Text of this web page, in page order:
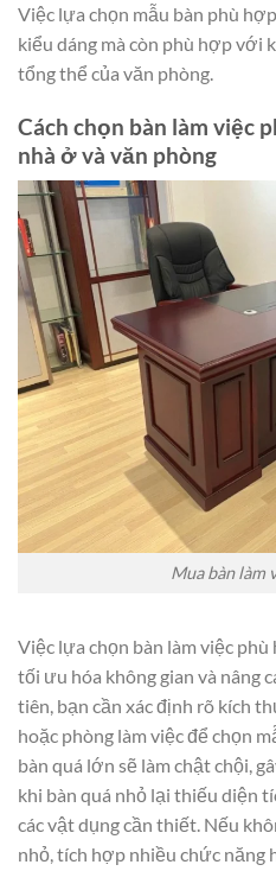
Việc lựa chọn mẫu bàn phù
kiểu dáng mà còn phù hợp với
tổng thể của văn phòng.
Cách chọn bàn làm việc
nhà ở và văn phòng
Mua bàn làm
Việc lựa chọn bàn làm việc
tối ưu hóa không gian và nâng
tiên, bạn cần xác định rõ kích
hoặc phòng làm việc để chọn
bàn quá lớn sẽ làm chật chội,
khi bàn quá nhỏ lại thiếu diện
các vật dụng cần thiết. Nếu
nhỏ, tích hợp nhiều chức năng